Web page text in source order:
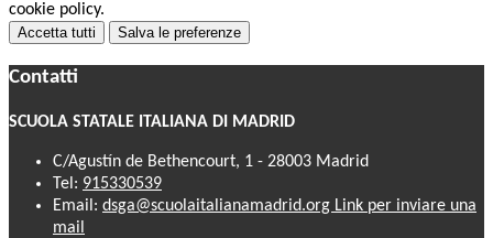
cookie policy.
Accetta tutti Salva le preferenze
Contatti
SCUOLA STATALE ITALIANA DI MADRID
C/Agustín de Bethencourt, 1 - 28003 Madrid
Tel: 915330539
Email: dsga@scuolaitalianamadrid.org Link per inviare una
mail